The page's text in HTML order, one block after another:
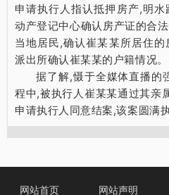
申请执行人指认抵押房产,明
动产登记中心确认房产证的合
当地居民,确认崔某某所居住
派出所确认崔某某的户籍情况。
据了解,慑于全媒体直播的
程中,被执行人崔某某通过其亲
申请执行人同意结案,该案圆满执
网站首页 网站声明